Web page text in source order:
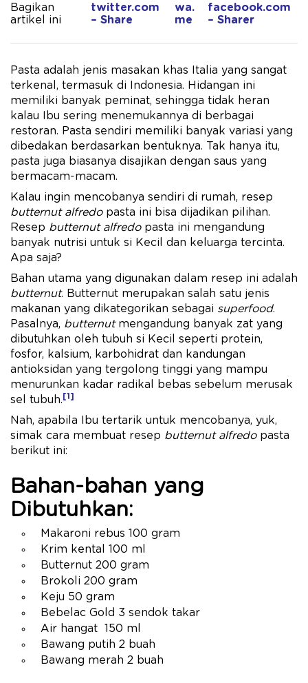
Bagikan
artikel ini
twitter.com
– Share
wa.
me
facebook.com
– Sharer
Pasta adalah jenis masakan khas Italia yang sangat
terkenal, termasuk di Indonesia. Hidangan ini
memiliki banyak peminat, sehingga tidak heran
kalau Ibu sering menemukannya di berbagai
restoran. Pasta sendiri memiliki banyak variasi yang
dibedakan berdasarkan bentuknya. Tak hanya itu,
pasta juga biasanya disajikan dengan saus yang
bermacam-macam.
Kalau ingin mencobanya sendiri di rumah, resep
butternut alfredopasta ini bisa dijadikan pilihan.
Resep butternut alfredopasta ini mengandung
banyak nutrisi untuk si Kecil dan keluarga tercinta.
Apa saja?
Bahan utama yang digunakan dalam resep ini adalah
butternut. Butternut merupakan salah satu jenis
makanan yang dikategorikan sebagai superfood.
Pasalnya, butternutmengandung banyak zat yang
dibutuhkan oleh tubuh si Kecil seperti protein,
fosfor, kalsium, karbohidrat dan kandungan
antioksidan yang tergolong tinggi yang mampu
menurunkan kadar radikal bebas sebelum merusak
sel tubuh. [1]
Nah, apabila Ibu tertarik untuk mencobanya, yuk,
simak cara membuat resep butternut alfredopasta
berikut ini:
Bahan-bahan yang
Dibutuhkan:
Makaroni rebus 100 gram
Krim kental 100 ml
Butternut 200 gram
Brokoli 200 gram
Keju 50 gram
Bebelac Gold 3 sendok takar
Air hangat 150 ml
Bawang putih 2 buah
Bawang merah 2 buah